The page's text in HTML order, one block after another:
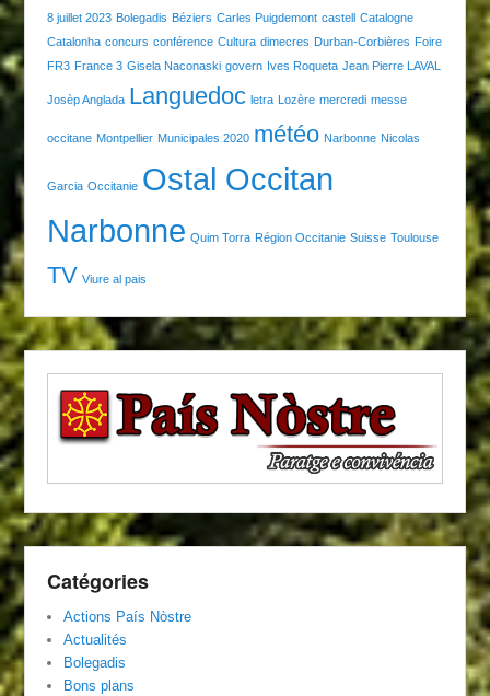
8 juillet 2023 Bolegadis Béziers Carles Puigdemont castell Catalogne
Catalonha concurs conférence Cultura dimecres Durban-Corbières Foire
FR3 France 3 Gisela Naconaski govern Ives Roqueta Jean Pierre LAVAL
Josèp Anglada Languedoc letra Lozère mercredi messe
occitane Montpellier Municipales 2020 météo Narbonne Nicolas
Garcia Occitanie Ostal Occitan
Narbonne Quim Torra Région Occitanie Suisse Toulouse
TV Viure al pais
Catégories
Actions País Nòstre
Actualités
Bolegadis
Bons plans